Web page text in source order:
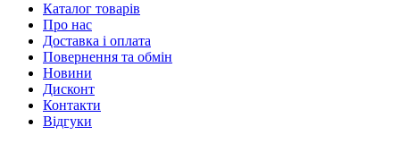
Каталог товарів
Про нас
Доставка і оплата
Повернення та обмін
Новини
Дисконт
Контакти
Відгуки